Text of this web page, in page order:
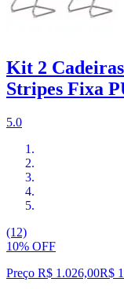
Kit 2
Stripes Fixa
5.0
(12)
10% OFF
Preço R$ 1.026,00R$